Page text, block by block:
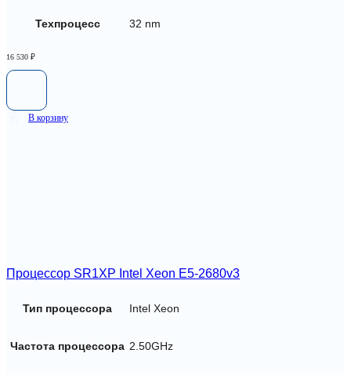
Техпроцесс 32 nm
16 530 ₽
В корзину
Процессор SR1XP Intel Xeon E5-2680v3
Тип процессора Intel Xeon
Частота процессора 2.50GHz